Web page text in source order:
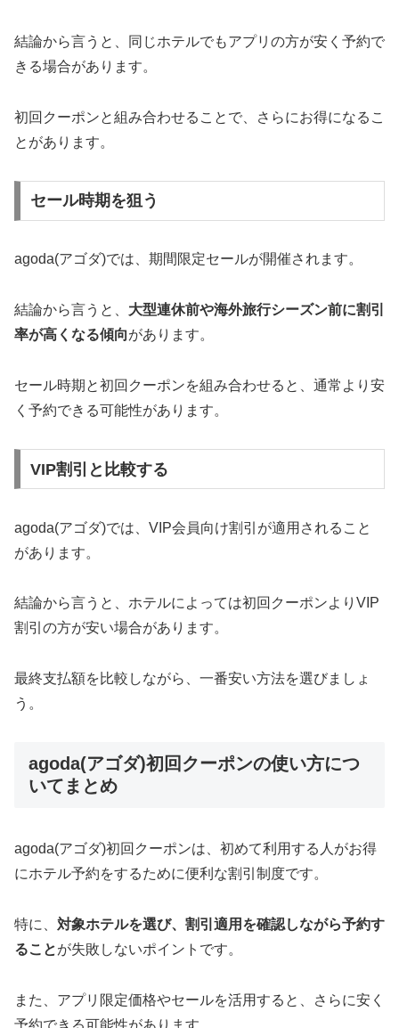
結論から言うと、同じホテルでもアプリの方が安く予約で
きる場合があります。
初回クーポンと組み合わせることで、さらにお得になるこ
とがあります。
セール時期を狙う
agoda(アゴダ)では、期間限定セールが開催されます。
結論から言うと、 大型連休前や海外旅行シーズン前に割引
率が高くなる傾向があります。
セール時期と初回クーポンを組み合わせると、通常より安
く予約できる可能性があります。
VIP割引と比較する
agoda(アゴダ)では、VIP会員向け割引が適用されること
があります。
結論から言うと、ホテルによっては初回クーポンよりVIP
割引の方が安い場合があります。
最終支払額を比較しながら、一番安い方法を選びましょ
う。
agoda(アゴダ)初回クーポンの使い方につ
いてまとめ
agoda(アゴダ)初回クーポンは、初めて利用する人がお得
にホテル予約をするために便利な割引制度です。
特に、 対象ホテルを選び、割引適用を確認しながら予約す
ることが失敗しないポイントです。
また、アプリ限定価格やセールを活用すると、さらに安く
予約できる可能性があります。